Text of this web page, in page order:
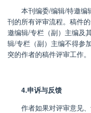
本刊编委/编辑/特邀编
刊的所有评审流程。稿件
邀编辑/专栏（副）主编及
辑/专栏（副）主编不得参
突的作者的稿件评审工作。
4.申诉与反馈
作者如果对评审意见